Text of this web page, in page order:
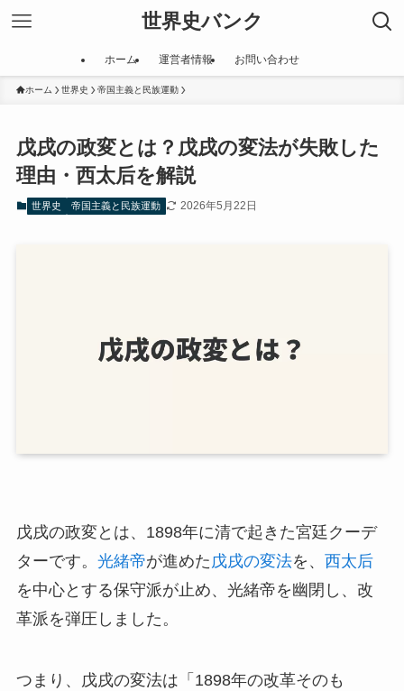
世界史バンク
ホーム 運営者情報 お問い合わせ
ホーム 世界史 帝国主義と民族運動
戊戌の政変とは？戊戌の変法が失敗した
理由・西太后を解説
世界史 帝国主義と民族運動 2026年5月22日
戊戌の政変とは、1898年に清で起きた宮廷クーデ
ターです。 光緒帝が進めた 戊戌の変法を、 西太后
を中心とする保守派が止め、光緒帝を幽閉し、改
革派を弾圧しました。
つまり、戊戌の変法は「1898年の改革そのも